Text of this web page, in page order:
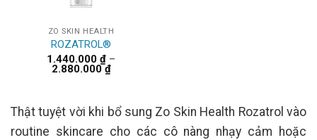
ZO SKIN HEALTH
ROZATROL®
1.440.000 ₫ –
2.880.000₫Khoảng
giá:
đến
2.880.000 ₫
Thật tuyệt vời khi bổ sung Zo Skin Health Rozatrol vào
routine skincare cho các cô nàng nhạy cảm hoặc